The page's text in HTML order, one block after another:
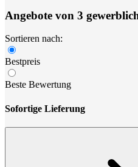
Angebote von 3
Sortieren nach:
Bestpreis
Beste Bewertung
Sofortige Lieferung